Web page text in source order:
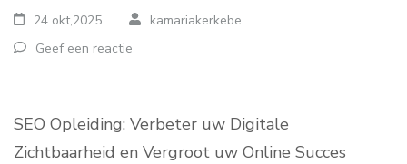
24 okt,2025
kamariakerkebe
Geef een reactie
SEO Opleiding: Verbeter uw Digitale
Zichtbaarheid en Vergroot uw Online Succes